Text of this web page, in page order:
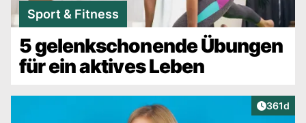
Sport & Fitness
5 gelenkschonende Übungen
für ein aktives Leben
Artikel
361d